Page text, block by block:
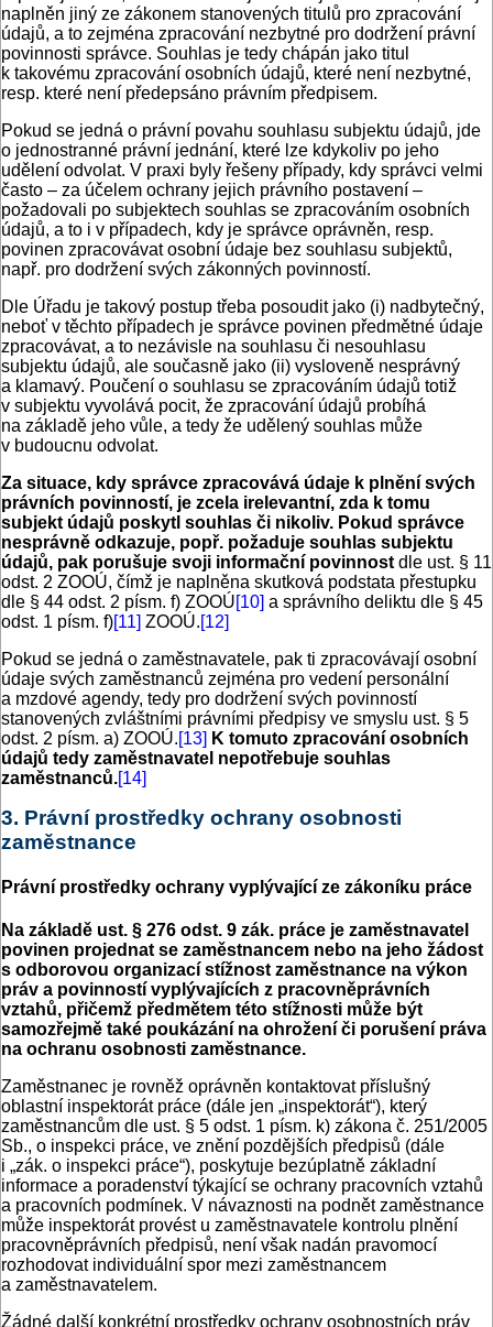
naplněn jiný ze zákonem stanovených titulů pro zpracování
údajů, a to zejména zpracování nezbytné pro dodržení právní
povinnosti správce. Souhlas je tedy chápán jako titul
k takovému zpracování osobních údajů, které není nezbytné,
resp. které není předepsáno právním předpisem.
Pokud se jedná o právní povahu souhlasu subjektu údajů, jde
o jednostranné právní jednání, které lze kdykoliv po jeho
udělení odvolat. V praxi byly řešeny případy, kdy správci velmi
často – za účelem ochrany jejich právního postavení –
požadovali po subjektech souhlas se zpracováním osobních
údajů, a to i v případech, kdy je správce oprávněn, resp.
povinen zpracovávat osobní údaje bez souhlasu subjektů,
např. pro dodržení svých zákonných povinností.
Dle Úřadu je takový postup třeba posoudit jako (i) nadbytečný,
neboť v těchto případech je správce povinen předmětné údaje
zpracovávat, a to nezávisle na souhlasu či nesouhlasu
subjektu údajů, ale současně jako (ii) vysloveně nesprávný
a klamavý. Poučení o souhlasu se zpracováním údajů totiž
v subjektu vyvolává pocit, že zpracování údajů probíhá
na základě jeho vůle, a tedy že udělený souhlas může
v budoucnu odvolat.
Za situace, kdy správce zpracovává údaje k plnění svých
právních povinností, je zcela irelevantní, zda k tomu
subjekt údajů poskytl souhlas či nikoliv. Pokud správce
nesprávně odkazuje, popř. požaduje souhlas subjektu
údajů, pak porušuje svoji informační povinnost dle ust. § 11
odst. 2 ZOOÚ, čímž je naplněna skutková podstata přestupku
dle § 44 odst. 2 písm. f) ZOOÚ[10] a správního deliktu dle § 45
odst. 1 písm. f)[11] ZOOÚ.[12]
Pokud se jedná o zaměstnavatele, pak ti zpracovávají osobní
údaje svých zaměstnanců zejména pro vedení personální
a mzdové agendy, tedy pro dodržení svých povinností
stanovených zvláštními právními předpisy ve smyslu ust. § 5
odst. 2 písm. a) ZOOÚ.[13] K tomuto zpracování osobních
údajů tedy zaměstnavatel nepotřebuje souhlas
zaměstnanců.[14]
3. Právní prostředky ochrany osobnosti
zaměstnance
Právní prostředky ochrany vyplývající ze zákoníku práce
Na základě ust. § 276 odst. 9 zák. práce je zaměstnavatel
povinen projednat se zaměstnancem nebo na jeho žádost
s odborovou organizací stížnost zaměstnance na výkon
práv a povinností vyplývajících z pracovněprávních
vztahů, přičemž předmětem této stížnosti může být
samozřejmě také poukázání na ohrožení či porušení práva
na ochranu osobnosti zaměstnance.
Zaměstnanec je rovněž oprávněn kontaktovat příslušný
oblastní inspektorát práce (dále jen „inspektorát“), který
zaměstnancům dle ust. § 5 odst. 1 písm. k) zákona č. 251/2005
Sb., o inspekci práce, ve znění pozdějších předpisů (dále
i „zák. o inspekci práce“), poskytuje bezúplatně základní
informace a poradenství týkající se ochrany pracovních vztahů
a pracovních podmínek. V návaznosti na podnět zaměstnance
může inspektorát provést u zaměstnavatele kontrolu plnění
pracovněprávních předpisů, není však nadán pravomocí
rozhodovat individuální spor mezi zaměstnancem
a zaměstnavatelem.
Žádné další konkrétní prostředky ochrany osobnostních práv